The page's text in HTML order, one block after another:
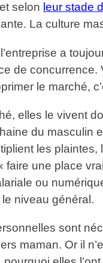
selon leur stade
La culture
a
de
le marché,
elles le vivent
du masculin
les
une place
ou
niveau général.
sont
maman. Or il